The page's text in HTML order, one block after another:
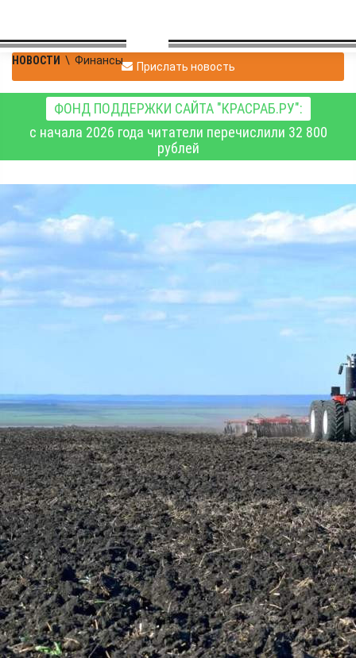
НОВОСТИ \ Финансы Прислать новость
ФОНД ПОДДЕРЖКИ САЙТА "КРАСРАБ.РУ":
с начала 2026 года читатели перечислили 32 800
рублей
Красноярские
растениеводы получат
финансовую поддержку
на проведение полевых
работ
Финансы
16.06.2026 07:56426
Фото:
Минсельхоз Красноярского края
В крае 208 сельхозпроизводителей получат из регионального
бюджета около 490 миллионов рублей. Средства пойдут на
выращивание зерновых, зернобобовых и кормовых культур,
картофеля, овощей открытого грунта, а также масличных -